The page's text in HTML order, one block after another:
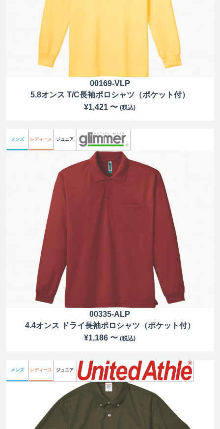
00169-VLP
5.8オンス T/C長袖ポロシャツ（ポケット付）
¥1,421 〜(税込)
メンズ レディース ジュニア
00335-ALP
4.4オンス ドライ長袖ポロシャツ（ポケット付）
¥1,186 〜(税込)
メンズ レディース ジュニア